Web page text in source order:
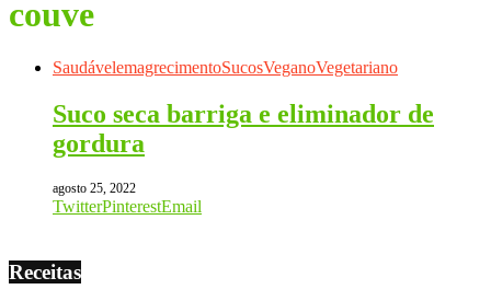
couve
SaudávelemagrecimentoSucosVeganoVegetariano
Suco seca barriga e eliminador de
gordura
agosto 25, 2022
TwitterPinterestEmail
Receitas